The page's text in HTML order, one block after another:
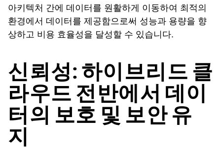
아키텍처 간에 데이터를 원활하게 이동하여 최적의
환경에서 데이터를 제공함으로써 성능과 용량을 향
상하고 비용 효율성을 달성할 수 있습니다.
신뢰성: 하이브리드 클
라우드 전반에서 데이
터의 보호 및 보안 유
지